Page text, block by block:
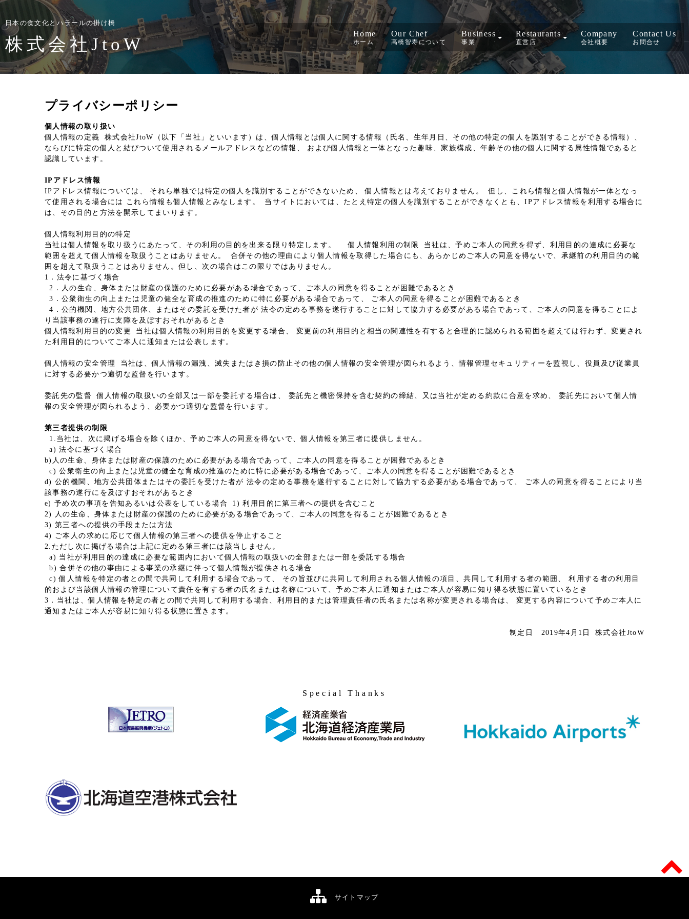
日本の食文化とハラールの掛け橋
株式会社JtoW
Home
ホーム
Our Chef
高橋智寿について
Business
事業
Restaurants
直営店
Company
会社概要
Contact Us
お問合せ
プライバシーポリシー
個人情報の取り扱い
個人情報の定義 株式会社JtoW（以下「当社」といいます）は、個人情報とは個人に関する情報（氏名、生年月日、その他の特定の個人を識別することができる情報）、
ならびに特定の個人と結びついて使用されるメールアドレスなどの情報、 および個人情報と一体となった趣味、家族構成、年齢その他の個人に関する属性情報であると
認識しています。
IPアドレス情報
IPアドレス情報については、 それら単独では特定の個人を識別することができないため、 個人情報とは考えておりません。 但し、これら情報と個人情報が一体となっ
て使用される場合には これら情報も個人情報とみなします。 当サイトにおいては、たとえ特定の個人を識別することができなくとも、IPアドレス情報を利用する場合に
は、その目的と方法を開示してまいります。
個人情報利用目的の特定
当社は個人情報を取り扱うにあたって、その利用の目的を出来る限り特定します。 個人情報利用の制限 当社は、予めご本人の同意を得ず、利用目的の達成に必要な
範囲を超えて個人情報を取扱うことはありません。 合併その他の理由により個人情報を取得した場合にも、あらかじめご本人の同意を得ないで、承継前の利用目的の範
囲を超えて取扱うことはありません。但し、次の場合はこの限りではありません。
1．法令に基づく場合
2．人の生命、身体または財産の保護のために必要がある場合であって、ご本人の同意を得ることが困難であるとき
3．公衆衛生の向上または児童の健全な育成の推進のために特に必要がある場合であって、 ご本人の同意を得ることが困難であるとき
4．公的機関、地方公共団体、またはその委託を受けた者が 法令の定める事務を遂行することに対して協力する必要がある場合であって、ご本人の同意を得ることによ
り当該事務の遂行に支障を及ぼすおそれがあるとき
個人情報利用目的の変更 当社は個人情報の利用目的を変更する場合、 変更前の利用目的と相当の関連性を有すると合理的に認められる範囲を超えては行わず、変更され
た利用目的についてご本人に通知または公表します。
個人情報の安全管理 当社は、個人情報の漏洩、滅失またはき損の防止その他の個人情報の安全管理が図られるよう、情報管理セキュリティーを監視し、役員及び従業員
に対する必要かつ適切な監督を行います。
委託先の監督 個人情報の取扱いの全部又は一部を委託する場合は、 委託先と機密保持を含む契約の締結、又は当社が定める約款に合意を求め、 委託先において個人情
報の安全管理が図られるよう、必要かつ適切な監督を行います。
第三者提供の制限
1.当社は、次に掲げる場合を除くほか、予めご本人の同意を得ないで、個人情報を第三者に提供しません。
a) 法令に基づく場合
b)人の生命、身体または財産の保護のために必要がある場合であって、ご本人の同意を得ることが困難であるとき
c) 公衆衛生の向上または児童の健全な育成の推進のために特に必要がある場合であって、ご本人の同意を得ることが困難であるとき
d) 公的機関、地方公共団体またはその委託を受けた者が 法令の定める事務を遂行することに対して協力する必要がある場合であって、 ご本人の同意を得ることにより当
該事務の遂行にを及ぼすおそれがあるとき
e) 予め次の事項を告知あるいは公表をしている場合 1) 利用目的に第三者への提供を含むこと
2) 人の生命、身体または財産の保護のために必要がある場合であって、ご本人の同意を得ることが困難であるとき
3) 第三者への提供の手段または方法
4) ご本人の求めに応じて個人情報の第三者への提供を停止すること
2.ただし次に掲げる場合は上記に定める第三者には該当しません。
a) 当社が利用目的の達成に必要な範囲内において個人情報の取扱いの全部または一部を委託する場合
b) 合併その他の事由による事業の承継に伴って個人情報が提供される場合
c) 個人情報を特定の者との間で共同して利用する場合であって、 その旨並びに共同して利用される個人情報の項目、共同して利用する者の範囲、 利用する者の利用目
的および当該個人情報の管理について責任を有する者の氏名または名称について、予めご本人に通知またはご本人が容易に知り得る状態に置いているとき
3．当社は、個人情報を特定の者との間で共同して利用する場合、利用目的または管理責任者の氏名または名称が変更される場合は、 変更する内容について予めご本人に
通知またはご本人が容易に知り得る状態に置きます。
制定日 2019年4月1日 株式会社JtoW
Special Thanks
サイトマップ